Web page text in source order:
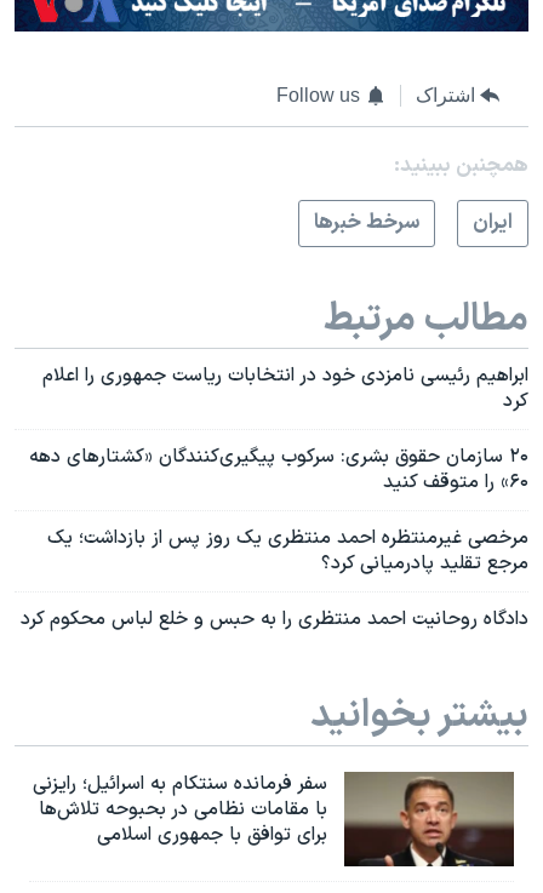
اشتراک Follow us
همچنبن ببینید:
ايران
سرخط خبرها
مطالب مرتبط
ابراهیم رئیسی نامزدی خود در انتخابات ریاست جمهوری را اعلام
کرد
۲۰ سازمان حقوق بشری: سرکوب پیگیری‌کنندگان «کشتارهای دهه
۶۰» را متوقف کنید
مرخصی غیرمنتظره احمد منتظری یک روز پس از بازداشت؛ یک
مرجع تقلید پادرمیانی کرد؟
دادگاه روحانیت احمد منتظری را به حبس و خلع لباس محکوم کرد
بیشتر بخوانید
سفر فرمانده سنتکام به اسرائیل؛ رایزنی
با مقامات نظامی در بحبوحه تلاش‌ها
برای توافق با جمهوری اسلامی